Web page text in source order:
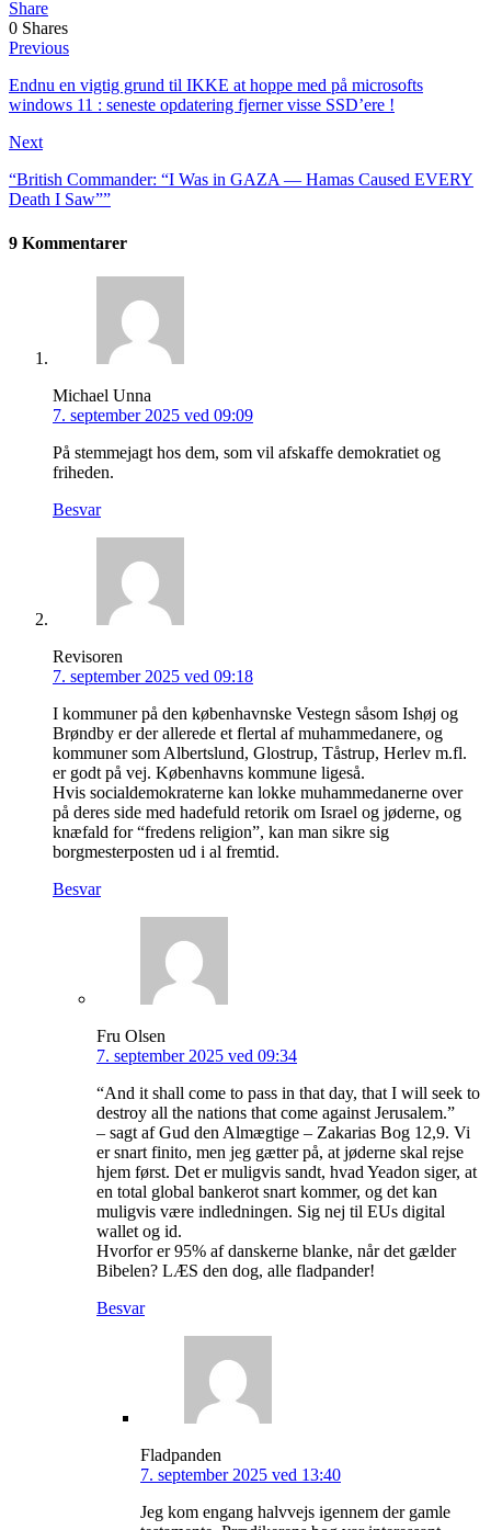
Share
0 Shares
Previous
Endnu en vigtig grund til IKKE at hoppe med på microsofts
windows 11 : seneste opdatering fjerner visse SSD’ere !
Next
“British Commander: “I Was in GAZA — Hamas Caused EVERY
Death I Saw””
9 Kommentarer
Michael Unna
7. september 2025 ved 09:09
På stemmejagt hos dem, som vil afskaffe demokratiet og
friheden.
Besvar
Revisoren
7. september 2025 ved 09:18
I kommuner på den københavnske Vestegn såsom Ishøj og
Brøndby er der allerede et flertal af muhammedanere, og
kommuner som Albertslund, Glostrup, Tåstrup, Herlev m.fl.
er godt på vej. Københavns kommune ligeså.
Hvis socialdemokraterne kan lokke muhammedanerne over
på deres side med hadefuld retorik om Israel og jøderne, og
knæfald for “fredens religion”, kan man sikre sig
borgmesterposten ud i al fremtid.
Besvar
Fru Olsen
7. september 2025 ved 09:34
“And it shall come to pass in that day, that I will seek to
destroy all the nations that come against Jerusalem.”
– sagt af Gud den Almægtige – Zakarias Bog 12,9. Vi
er snart finito, men jeg gætter på, at jøderne skal rejse
hjem først. Det er muligvis sandt, hvad Yeadon siger, at
en total global bankerot snart kommer, og det kan
muligvis være indledningen. Sig nej til EUs digital
wallet og id.
Hvorfor er 95% af danskerne blanke, når det gælder
Bibelen? LÆS den dog, alle fladpander!
Besvar
Fladpanden
7. september 2025 ved 13:40
Jeg kom engang halvvejs igennem der gamle